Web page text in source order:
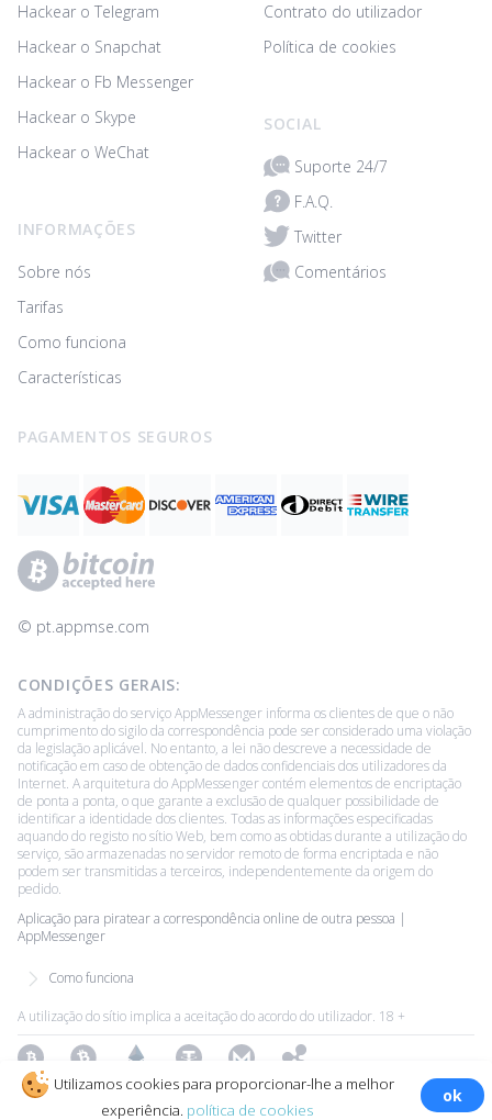
Hackear o Telegram
Hackear o Snapchat
Hackear o Fb Messenger
Hackear o Skype
Hackear o WeChat
INFORMAÇÕES
Sobre nós
Tarifas
Como funciona
Características
Contrato do utilizador
Política de cookies
SOCIAL
Suporte 24/7
F.A.Q.
Twitter
Comentários
PAGAMENTOS SEGUROS
© ‌pt.appmse.com
CONDIÇÕES GERAIS:
A administração do serviço AppMessenger informa os clientes de que o não
cumprimento do sigilo da correspondência pode ser considerado uma violação
da legislação aplicável. No entanto, a lei não descreve a necessidade de
notificação em caso de obtenção de dados confidenciais dos utilizadores da
Internet. A arquitetura do AppMessenger contém elementos de encriptação
de ponta a ponta, o que garante a exclusão de qualquer possibilidade de
identificar a identidade dos clientes. Todas as informações especificadas
aquando do registo no sítio Web, bem como as obtidas durante a utilização do
serviço, são armazenadas no servidor remoto de forma encriptada e não
podem ser transmitidas a terceiros, independentemente da origem do
pedido.
Aplicação para piratear a correspondência online de outra pessoa |
AppMessenger
Como funciona
A utilização do sítio implica a aceitação do acordo do utilizador. 18 +
BitcoinBitcoin CashEthereumTetherMoneroRipple
Copyright ©2026 All Rights Reserved.
Todas as marcas comerciais
são propriedade dos seus respectivos proprietários.
Utilizamos cookies para proporcionar-lhe a melhor
experiência. política de cookies
ok